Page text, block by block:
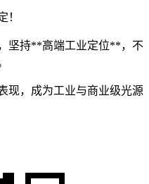
！
坚持**高端工业定位**，不
现，成为工业与商业级光源